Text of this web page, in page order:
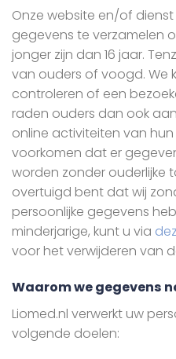
Onze website en/of
gegevens te verzamelen
jonger zijn dan 16 jaar.
van ouders of voogd. We
controleren of een
raden ouders dan ook
online activiteiten van
voorkomen dat er
worden zonder ouderlijke
overtuigd bent dat wij
persoonlijke gegevens
minderjarige, kunt u via
voor het verwijderen van
Waarom we gegevens
Liomed.nl verwerkt uw
volgende doelen: